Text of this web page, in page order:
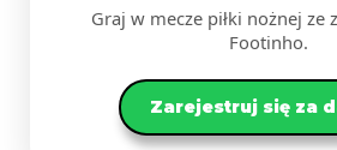
Graj w mecze piłki nożnej ze
Footinho.
Zarejestruj się za